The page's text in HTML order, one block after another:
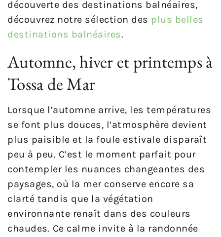
découverte des destinations balnéaires,
découvrez notre sélection des plus belles
destinations balnéaires.
Automne, hiver et printemps à
Tossa de Mar
Lorsque l’automne arrive, les températures
se font plus douces, l’atmosphère devient
plus paisible et la foule estivale disparaît
peu à peu. C’est le moment parfait pour
contempler les nuances changeantes des
paysages, où la mer conserve encore sa
clarté tandis que la végétation
environnante renaît dans des couleurs
chaudes. Ce calme invite à la randonnée